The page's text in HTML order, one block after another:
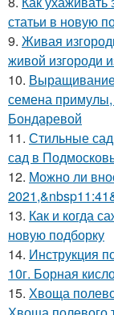
статьи в новую
9. Живая
живой изгороди
10. Выращивание
семена примулы,
Бондаревой
11. Стильные
сад в
12. Можно ли
13. Как и когда
новую подборку
14. Инструкция
10г. Борная
15. Хвоща